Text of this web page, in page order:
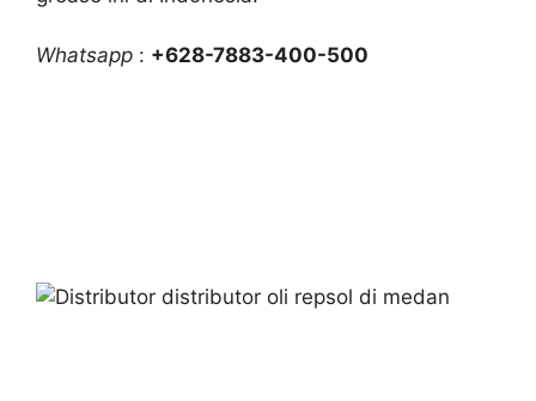
Whatsapp : +628-7883-400-500